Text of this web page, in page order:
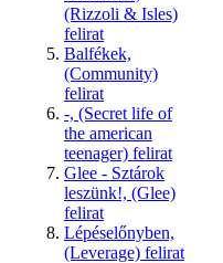
(Rizzoli & Isles)
felirat
Balfékek,
(Community)
felirat
-, (Secret life of
the american
teenager) felirat
Glee - Sztárok
leszünk!, (Glee)
felirat
Lépéselőnyben,
(Leverage) felirat